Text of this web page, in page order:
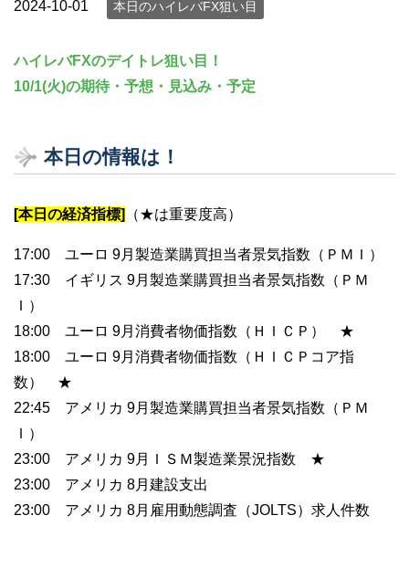
2024-10-01 本日のハイレバFX狙い目
ハイレバFXのデイトレ狙い目！
10/1(火)の期待・予想・見込み・予定
本日の情報は！
[本日の経済指標] （★は重要度高）
17:00 ユーロ 9月製造業購買担当者景気指数（ＰＭＩ）
17:30 イギリス 9月製造業購買担当者景気指数（ＰＭ
Ｉ）
18:00 ユーロ 9月消費者物価指数（ＨＩＣＰ） ★
18:00 ユーロ 9月消費者物価指数（ＨＩＣＰコア指
数） ★
22:45 アメリカ 9月製造業購買担当者景気指数（ＰＭ
Ｉ）
23:00 アメリカ 9月ＩＳＭ製造業景況指数 ★
23:00 アメリカ 8月建設支出
23:00 アメリカ 8月雇用動態調査（JOLTS）求人件数